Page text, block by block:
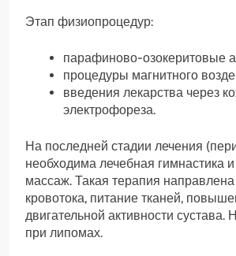
Этап физиопроцедур:
парафиново-озокеритовые
процедуры магнитного
введения лекарства через
электрофореза.
На последней стадии лечения
необходима лечебная гимнастика
массаж. Такая терапия
кровотока, питание тканей,
двигательной активности сустава.
при липомах.